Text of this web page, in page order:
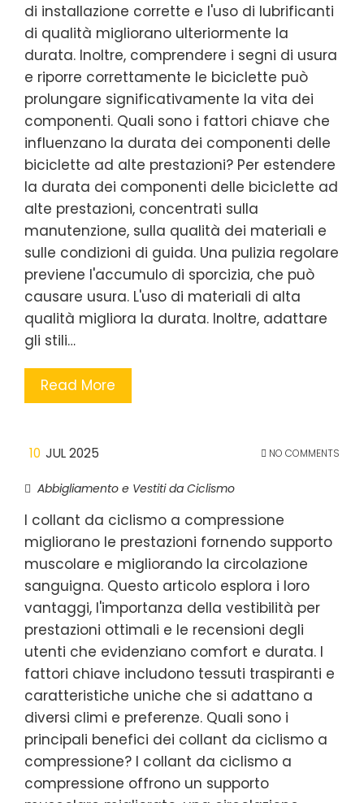
di installazione corrette e l'uso di lubrificanti
di qualità migliorano ulteriormente la
durata. Inoltre, comprendere i segni di usura
e riporre correttamente le biciclette può
prolungare significativamente la vita dei
componenti. Quali sono i fattori chiave che
influenzano la durata dei componenti delle
biciclette ad alte prestazioni? Per estendere
la durata dei componenti delle biciclette ad
alte prestazioni, concentrati sulla
manutenzione, sulla qualità dei materiali e
sulle condizioni di guida. Una pulizia regolare
previene l'accumulo di sporcizia, che può
causare usura. L'uso di materiali di alta
qualità migliora la durata. Inoltre, adattare
gli stili…
Read More
10 JUL 2025 NO COMMENTS
Abbigliamento e Vestiti da Ciclismo
I collant da ciclismo a compressione
migliorano le prestazioni fornendo supporto
muscolare e migliorando la circolazione
sanguigna. Questo articolo esplora i loro
vantaggi, l'importanza della vestibilità per
prestazioni ottimali e le recensioni degli
utenti che evidenziano comfort e durata. I
fattori chiave includono tessuti traspiranti e
caratteristiche uniche che si adattano a
diversi climi e preferenze. Quali sono i
principali benefici dei collant da ciclismo a
compressione? I collant da ciclismo a
compressione offrono un supporto